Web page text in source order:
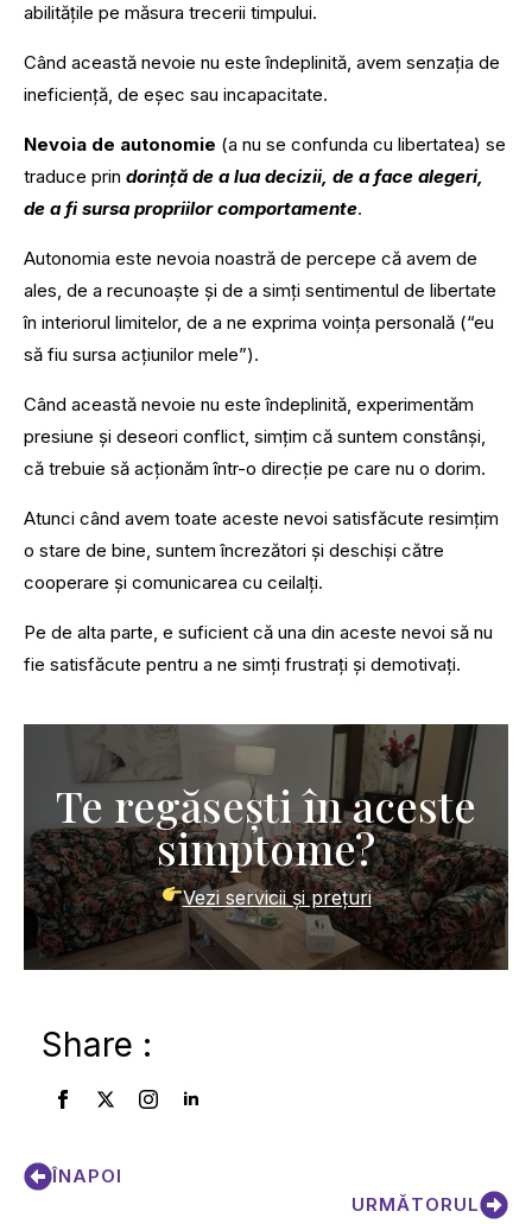
abilitățile pe măsura trecerii timpului.
Când această nevoie nu este îndeplinită, avem senzația de
ineficiență, de eșec sau incapacitate.
Nevoia de autonomie (a nu se confunda cu libertatea) se
traduce prin dorință de a lua decizii, de a face alegeri,
de a fi sursa propriilor comportamente.
Autonomia este nevoia noastră de percepe că avem de
ales, de a recunoaște și de a simți sentimentul de libertate
în interiorul limitelor, de a ne exprima voința personală (“eu
să fiu sursa acțiunilor mele”).
Când această nevoie nu este îndeplinită, experimentăm
presiune și deseori conflict, simțim că suntem constânși,
că trebuie să acționăm într-o direcție pe care nu o dorim.
Atunci când avem toate aceste nevoi satisfăcute resimțim
o stare de bine, suntem încrezători și deschiși către
cooperare și comunicarea cu ceilalți.
Pe de alta parte, e suficient că una din aceste nevoi să nu
fie satisfăcute pentru a ne simți frustrați și demotivați.
Te regăsești în aceste
simptome?
Vezi servicii și prețuri
Share :
ÎNAPOI
URMĂTORUL